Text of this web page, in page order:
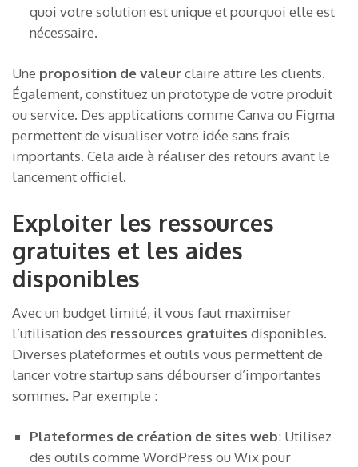
quoi votre solution est unique et pourquoi elle est
nécessaire.
Une proposition de valeurclaire attire les clients.
Également, constituez un prototype de votre produit
ou service. Des applications comme Canva ou Figma
permettent de visualiser votre idée sans frais
importants. Cela aide à réaliser des retours avant le
lancement officiel.
Exploiter les ressources
gratuites et les aides
disponibles
Avec un budget limité, il vous faut maximiser
l’utilisation des ressources gratuites disponibles.
Diverses plateformes et outils vous permettent de
lancer votre startup sans débourser d’importantes
sommes. Par exemple :
Plateformes de création de sites web: Utilisez
des outils comme WordPress ou Wix pour